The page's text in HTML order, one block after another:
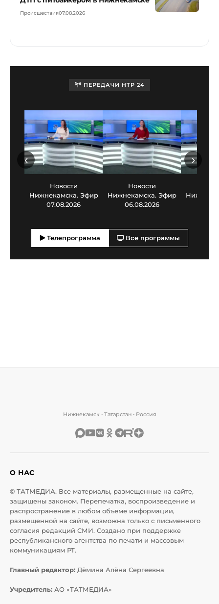
Происшествия07.08.2026
ПЕРЕДАЧИ НТР 24
Новости
Нижнекамска. Эфир
07.08.2026
Новости
Нижнекамска. Эфир
06.08.2026
‹ ›
Телепрограмма Все программы
Нижнекамск • Татарстан • Россия
О НАС
© ТАТМЕДИА. Все материалы, размещенные на сайте,
защищены законом. Перепечатка, воспроизведение и
распространение в любом объеме информации,
размещенной на сайте, возможна только с письменного
согласия редакций СМИ. Создано при поддержке
республиканского агентства по печати и массовым
коммуникациям РТ.
Главный редактор: Дёмина Алёна Сергеевна
Учредитель: АО «ТАТМЕДИА»